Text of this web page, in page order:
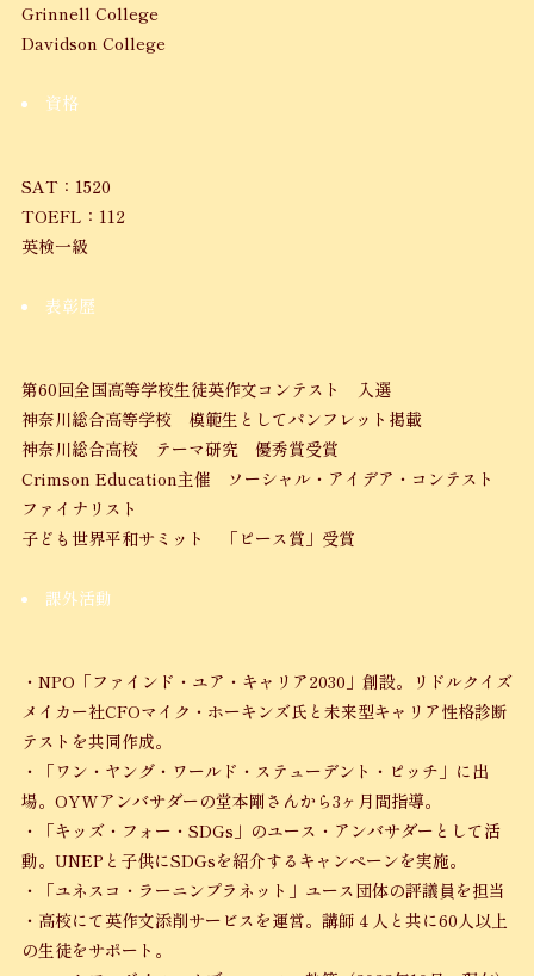
Grinnell College
Davidson College
資格
SAT：1520
TOEFL：112
英検一級
表彰歴
第60回全国高等学校生徒英作文コンテスト 入選
神奈川総合高等学校 模範生としてパンフレット掲載
神奈川総合高校 テーマ研究 優秀賞受賞
Crimson Education主催 ソーシャル・アイデア・コンテスト
ファイナリスト
子ども世界平和サミット 「ピース賞」受賞
課外活動
・NPO「ファインド・ユア・キャリア2030」創設。リドルクイズ
メイカー社CFOマイク・ホーキンズ氏と未来型キャリア性格診断
テストを共同作成。
・「ワン・ヤング・ワールド・ステューデント・ピッチ」に出
場。OYWアンバサダーの堂本剛さんから3ヶ月間指導。
・「キッズ・フォー・SDGs」のユース・アンバサダーとして活
動。UNEPと子供にSDGsを紹介するキャンペーンを実施。
・「ユネスコ・ラーニンプラネット」ユース団体の評議員を担当
・高校にて英作文添削サービスを運営。講師４人と共に60人以上
の生徒をサポート。